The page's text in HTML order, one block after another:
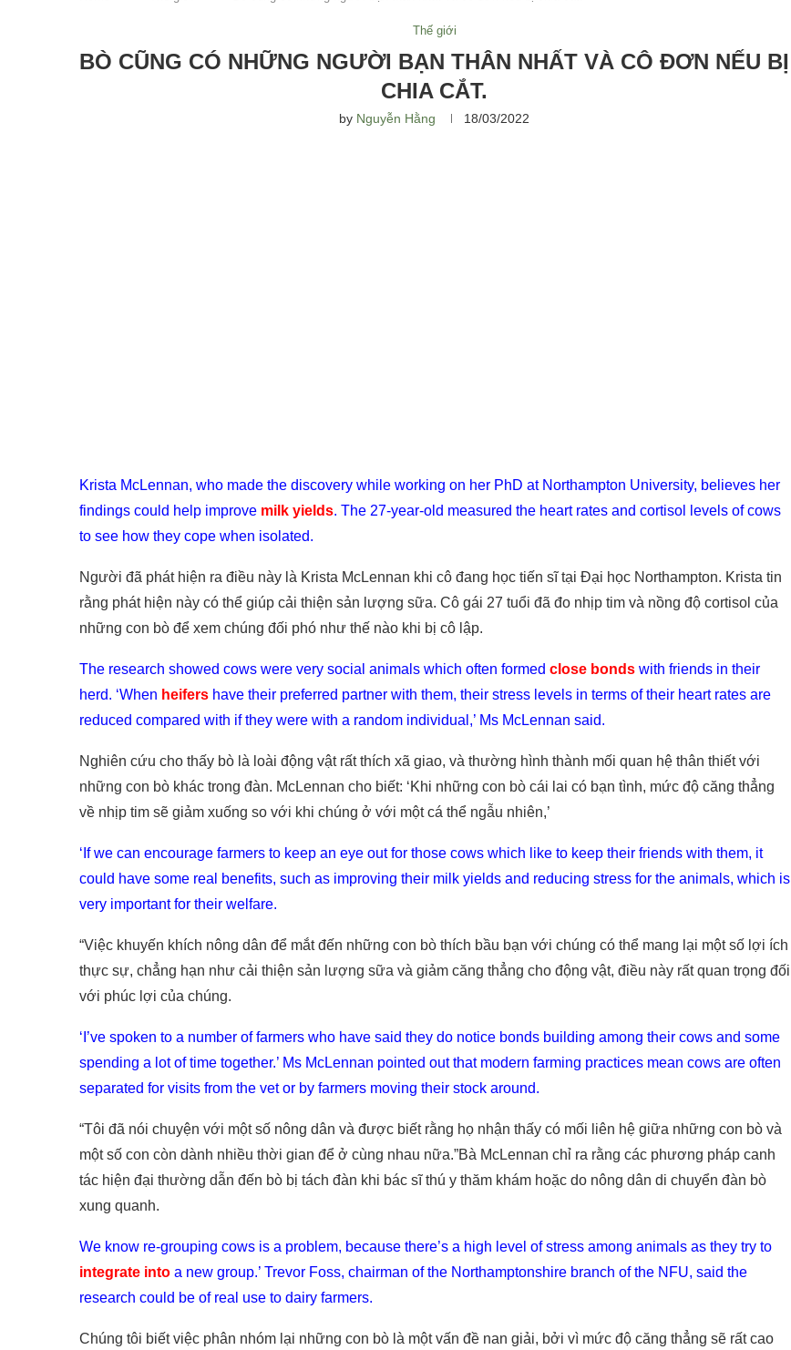
Thế giới
BÒ CŨNG CÓ NHỮNG NGƯỜI BẠN THÂN NHẤT VÀ CÔ ĐƠN NẾU BỊ
CHIA CẮT.
by Nguyễn Hằng 18/03/2022
Krista McLennan, who made the discovery while working on her PhD at Northampton University, believes her
findings could help improve milk yields. The 27-year-old measured the heart rates and cortisol levels of cows
to see how they cope when isolated.
Người đã phát hiện ra điều này là Krista McLennan khi cô đang học tiến sĩ tại Đại học Northampton. Krista tin
rằng phát hiện này có thể giúp cải thiện sản lượng sữa. Cô gái 27 tuổi đã đo nhịp tim và nồng độ cortisol của
những con bò để xem chúng đối phó như thế nào khi bị cô lập.
The research showed cows were very social animals which often formed close bonds with friends in their
herd. ‘When heifers have their preferred partner with them, their stress levels in terms of their heart rates are
reduced compared with if they were with a random individual,’ Ms McLennan said.
Nghiên cứu cho thấy bò là loài động vật rất thích xã giao, và thường hình thành mối quan hệ thân thiết với
những con bò khác trong đàn. McLennan cho biết: ‘Khi những con bò cái lai có bạn tình, mức độ căng thẳng
về nhịp tim sẽ giảm xuống so với khi chúng ở với một cá thể ngẫu nhiên,’
‘If we can encourage farmers to keep an eye out for those cows which like to keep their friends with them, it
could have some real benefits, such as improving their milk yields and reducing stress for the animals, which is
very important for their welfare.
“Việc khuyến khích nông dân để mắt đến những con bò thích bầu bạn với chúng có thể mang lại một số lợi ích
thực sự, chẳng hạn như cải thiện sản lượng sữa và giảm căng thẳng cho động vật, điều này rất quan trọng đối
với phúc lợi của chúng.
‘I’ve spoken to a number of farmers who have said they do notice bonds building among their cows and some
spending a lot of time together.’ Ms McLennan pointed out that modern farming practices mean cows are often
separated for visits from the vet or by farmers moving their stock around.
“Tôi đã nói chuyện với một số nông dân và được biết rằng họ nhận thấy có mối liên hệ giữa những con bò và
một số con còn dành nhiều thời gian để ở cùng nhau nữa.”Bà McLennan chỉ ra rằng các phương pháp canh
tác hiện đại thường dẫn đến bò bị tách đàn khi bác sĩ thú y thăm khám hoặc do nông dân di chuyển đàn bò
xung quanh.
We know re-grouping cows is a problem, because there’s a high level of stress among animals as they try to
integrate into a new group.’ Trevor Foss, chairman of the Northamptonshire branch of the NFU, said the
research could be of real use to dairy farmers.
Chúng tôi biết việc phân nhóm lại những con bò là một vấn đề nan giải, bởi vì mức độ căng thẳng sẽ rất cao